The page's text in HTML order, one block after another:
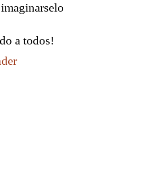
a todos!